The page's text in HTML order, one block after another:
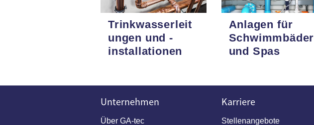
Trinkwasserleit
ungen und -
installationen
Anlagen für
Schwimmbäder
und Spas
Unternehmen
Über GA-tec
Karriere
Stellenangebote